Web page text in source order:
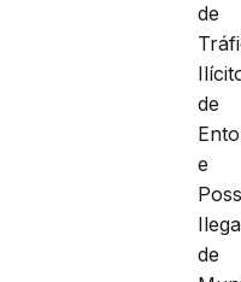
de
de
e
de